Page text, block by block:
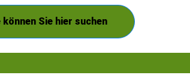
Sie hier suchen